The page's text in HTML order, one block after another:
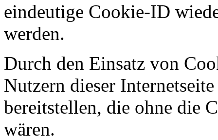
eindeutige Cookie-ID
werden.
Durch den Einsatz von
Nutzern dieser
bereitstellen, die ohne die
wären.